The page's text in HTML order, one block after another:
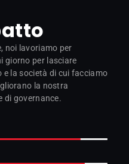
noi lavoriamo per
giorno per lasciare
e la società di cui facciamo
la nostra
di governance.